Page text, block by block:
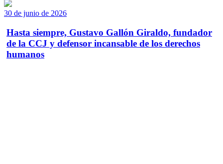
30 de junio de 2026
Hasta siempre, Gustavo Gallón Giraldo, fundador
de la CCJ y defensor incansable de los derechos
humanos